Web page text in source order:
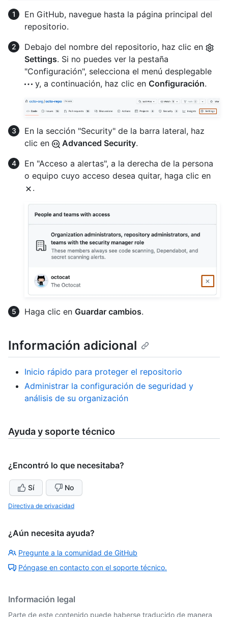
En GitHub, navegue hasta la página principal del
repositorio.
Debajo del nombre del repositorio, haz clic en
Settings. Si no puedes ver la pestaña
"Configuración", selecciona el menú desplegable
y, a continuación, haz clic en Configuración.
En la sección "Security" de la barra lateral, haz
clic en
Advanced Security.
En "Acceso a alertas", a la derecha de la persona
o equipo cuyo acceso desea quitar, haga clic en
.
Haga clic en Guardar cambios.
Información adicional
Inicio rápido para proteger el repositorio
Administrar la configuración de seguridad y
análisis de su organización
Ayuda y soporte técnico
¿Encontró lo que necesitaba?
Sí No
Directiva de privacidad
¿Aún necesita ayuda?
Pregunte a la comunidad de GitHub
Póngase en contacto con el soporte técnico.
Información legal
Parte de este contenido puede haberse traducido de manera